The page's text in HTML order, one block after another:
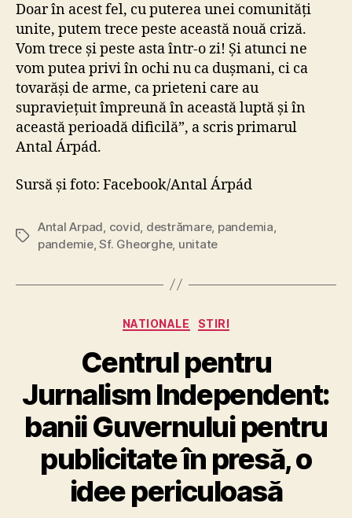
Doar în acest fel, cu puterea unei comunități
unite, putem trece peste această nouă criză.
Vom trece și peste asta într-o zi! Și atunci ne
vom putea privi în ochi nu ca dușmani, ci ca
tovarăși de arme, ca prieteni care au
supraviețuit împreună în această luptă și în
această perioadă dificilă”, a scris primarul
Antal Árpád.
Sursă și foto: Facebook/Antal Árpád
Tags
Antal Arpad covid destrămare, pandemia
pandemie,Sf. Gheorghe, unitate
Categories
NATIONALE STIRI
Centrul pentru
Jurnalism Independent:
banii Guvernului pentru
publicitate în presă, o
idee periculoasă